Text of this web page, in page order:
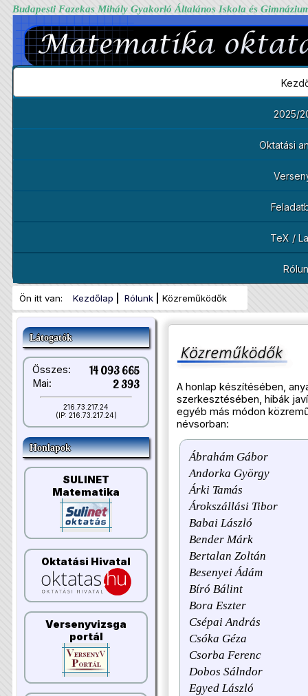
Budapesti Fazekas Mihály Gyakorló Általános Iskola és
2025/
Oktatási
TeX /
Ön itt van: Kezdőlap Rólunk Közreműködők
Látogatók
Összes: 14 093 665
Mai: 2 393
216.73.217.24
(IP: 216.73.217.24)
Honlapok
SULINET
Matematika
Oktatási Hivatal
Versenyvizsga
portál
A honlap készítésében,
szerkesztésében, hibák
egyéb más módon
névsorban:
Ábrahám Gábor
Andorka György
Árki Tamás
Árokszállási Tibor
Babai László
Bender Márk
Bertalan Zoltán
Besenyei Ádám
Bíró Bálint
Bora Eszter
Csépai András
Csóka Géza
Csorba Ferenc
Dobos Sálndor
Egyed László